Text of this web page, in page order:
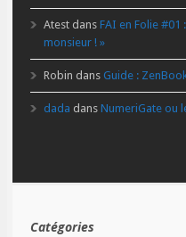
Atest dans FAI en Folie #01
monsieur ! »
Robin dans Guide :
dada dans NumeriGate ou
Catégories